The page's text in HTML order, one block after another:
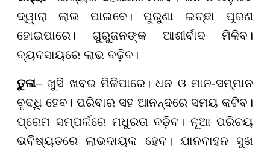
ଦ୍ୱାରା ଲାଭ ପାଇବେ। ପୁରୁଣା ଇଚ୍ଛା ପୂରଣ
ହୋଇପାରେ। ଗୁରୁଜନଙ୍କ ଆଶୀର୍ବାଦ ମିଳିବ।
ବ୍ୟବସାୟରେ ଲାଭ ବଢ଼ିବ।
ତୁଳା– ଖୁସି ଖବର ମିଳିପାରେ। ଧନ ଓ ମାନ-ସମ୍ମାନ
ବୃଦ୍ଧି ହେବ। ପରିବାର ସହ ଆନନ୍ଦରେ ସମୟ କଟିବ।
ପ୍ରେମ ସମ୍ପର୍କରେ ମଧୁରତା ବଢ଼ିବ। ନୂଆ ପରିଚୟ
ଭବିଷ୍ୟତରେ ଲାଭଦାୟକ ହେବ। ଯାନବାହନ ସୁଖ